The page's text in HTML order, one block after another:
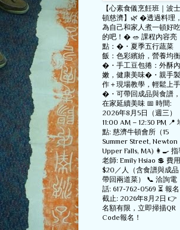
【心素食儀烹飪班｜波士
頓慈濟】🌿 �透過料理，
為自己和家人煮一頓好吃
的吧！� 🥗 課程內容亮
點：�・夏季五行蔬菜
飯：色彩繽紛，營養均衡
�・手工豆包捲：外酥內
嫩，健康美味�・親手製
作＋現場教學，輕鬆上手
�・可帶回成品與食譜，
在家延續美味 📅 時間:
2026年8月5日（週三）
11:00 AM – 12:30 PM 📍
點: 慈濟牛頓會所（15
Summer Street, Newton
Upper Falls, MA) 👩‍🍳 指
老師: Emily Hsiao 💲 費
$20／人（含食譜與成品
帶回兩道菜） 📞 洽詢電
話: 617-762-0569 ⏳ 報名
截止: 2026年8月2日 👉
名額有限，立即掃描QR
Code報名！